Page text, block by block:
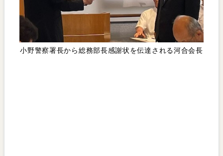
小野警察署長から総務部長感謝状を伝達される河合会長